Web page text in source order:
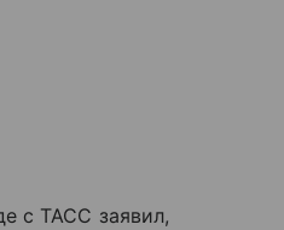
с ТАСС заявил,